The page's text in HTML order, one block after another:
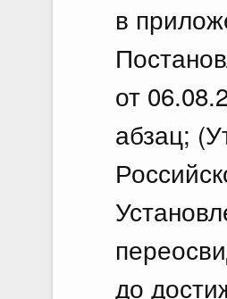
в
от
абзац;
до